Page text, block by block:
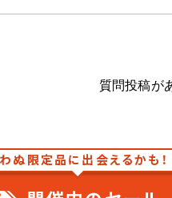
質問投稿が
ぬ限定品に出会えるかも！